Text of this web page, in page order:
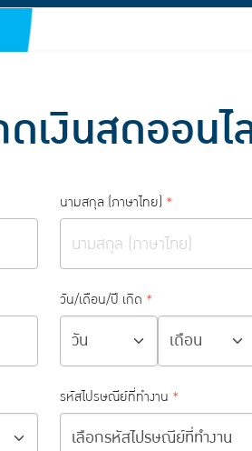
เงินสดออนไ
นามสกุล (ภาษาไทย) *
วัน/เดือน/ปี เกิด *
รหัสไปรษณีย์ที่ทำงาน *